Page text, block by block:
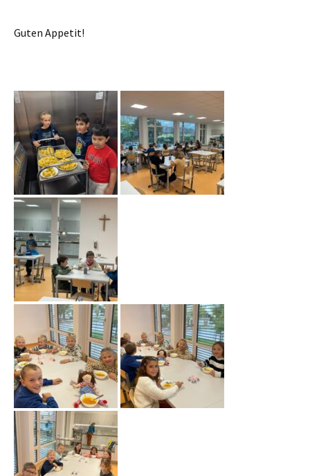
Guten Appetit!